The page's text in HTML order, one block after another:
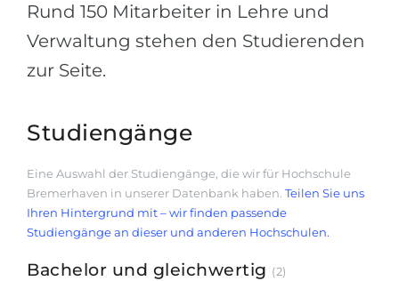
Rund 150 Mitarbeiter in Lehre und
Verwaltung stehen den Studierenden
zur Seite.
Studiengänge
Eine Auswahl der Studiengänge, die wir für Hochschule
Bremerhaven in unserer Datenbank haben. Teilen Sie uns
Ihren Hintergrund mit – wir finden passende
Studiengänge an dieser und anderen Hochschulen.
Bachelor und gleichwertig (2)